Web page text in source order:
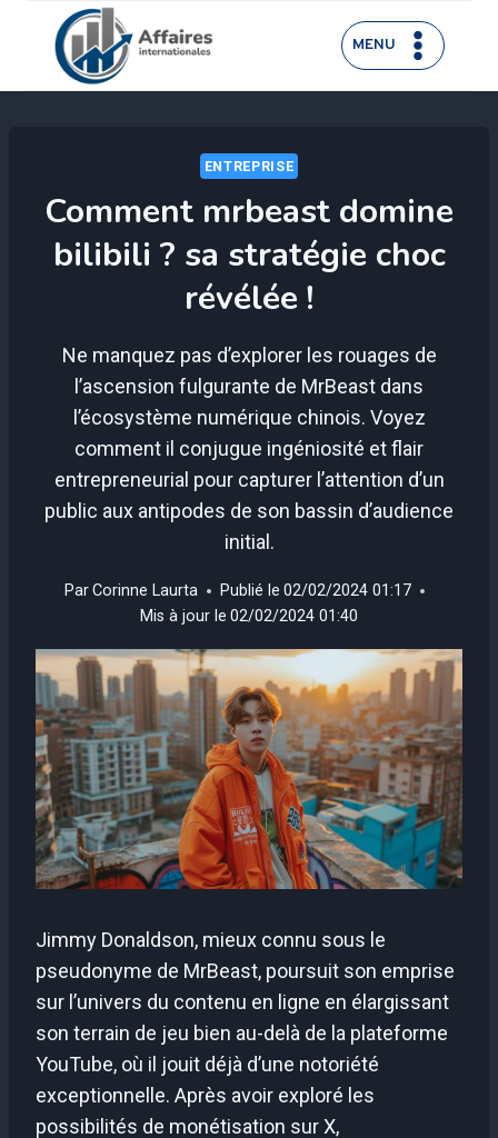
contenu
MENU
ENTREPRISE
Comment mrbeast domine
bilibili ? sa stratégie choc
révélée !
Ne manquez pas d’explorer les rouages de
l’ascension fulgurante de MrBeast dans
l’écosystème numérique chinois. Voyez
comment il conjugue ingéniosité et flair
entrepreneurial pour capturer l’attention d’un
public aux antipodes de son bassin d’audience
initial.
ParCorinne Laurta Publié le 02/02/2024 01:17
Mis à jour le 02/02/2024 01:40
Jimmy Donaldson, mieux connu sous le
pseudonyme de MrBeast, poursuit son emprise
sur l’univers du contenu en ligne en élargissant
son terrain de jeu bien au-delà de la plateforme
YouTube, où il jouit déjà d’une notoriété
exceptionnelle. Après avoir exploré les
possibilités de monétisation sur X,